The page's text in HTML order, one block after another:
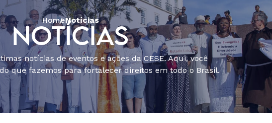
HomeNotícias
NOTÍCIAS
notícias de eventos e ações da CESE. Aqui, você
que fazemos para fortalecer direitos em todo o Brasil.